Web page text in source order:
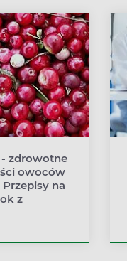
zdrowotne
owoców
na
z
w